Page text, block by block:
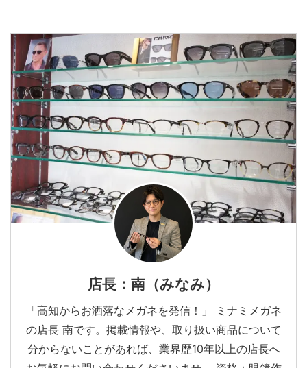
店長：南（みなみ）
「高知からお洒落なメガネを発信！」 ミナミメガネ
の店長 南です。掲載情報や、取り扱い商品について
分からないことがあれば、業界歴10年以上の店長へ